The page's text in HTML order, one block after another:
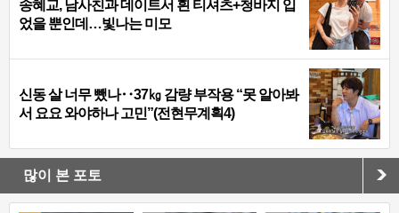
송혜교, 남사친과 데이트서 흰 티셔츠+청바지 입
었을 뿐인데…빛나는 미모
신동 살 너무 뺐나‥37㎏ 감량 부작용 “못 알아봐
서 요요 와야하나 고민”(전현무계획4)
많이 본 포토